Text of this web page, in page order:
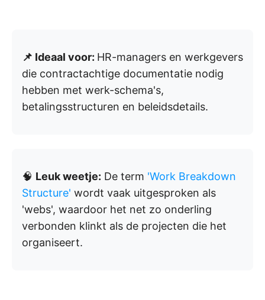
📌 Ideaal voor: HR-managers en werkgevers
die contractachtige documentatie nodig
hebben met werk-schema's,
betalingsstructuren en beleidsdetails.
🧠 Leuk weetje: De term 'Work Breakdown
Structure' wordt vaak uitgesproken als
'webs', waardoor het net zo onderling
verbonden klinkt als de projecten die het
organiseert.